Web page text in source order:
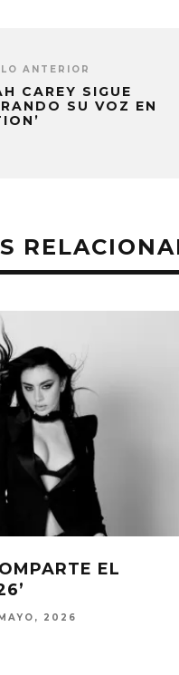
ANTERIOR
CAREY SIGUE
SU VOZ EN
EL
2026